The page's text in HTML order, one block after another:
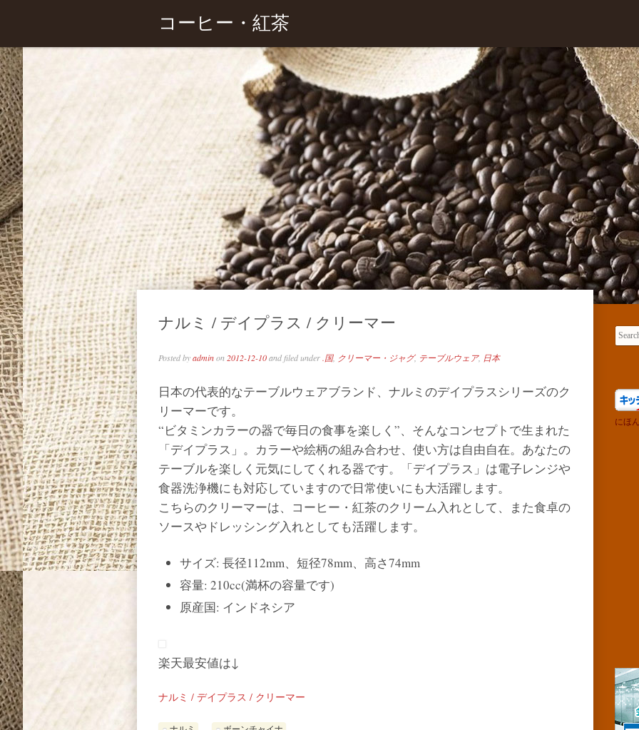
コーヒー・紅茶
ナルミ / デイプラス / クリーマー
Posted byadminon 2012-12-10and filed under.国, クリーマー・ジャグ, テーブルウェア, 日本
日本の代表的なテーブルウェアブランド、ナルミのデイプラスシリーズのク
リーマーです。
“ビタミンカラーの器で毎日の食事を楽しく”、そんなコンセプトで生まれた
「デイプラス」。カラーや絵柄の組み合わせ、使い方は自由自在。あなたの
テーブルを楽しく元気にしてくれる器です。「デイプラス」は電子レンジや
食器洗浄機にも対応していますので日常使いにも大活躍します。
こちらのクリーマーは、コーヒー・紅茶のクリーム入れとして、また食卓の
ソースやドレッシング入れとしても活躍します。
サイズ: 長径112mm、短径78mm、高さ74mm
容量: 210cc(満杯の容量です)
原産国: インドネシア
楽天最安値は↓
ナルミ / デイプラス / クリーマー
にほ